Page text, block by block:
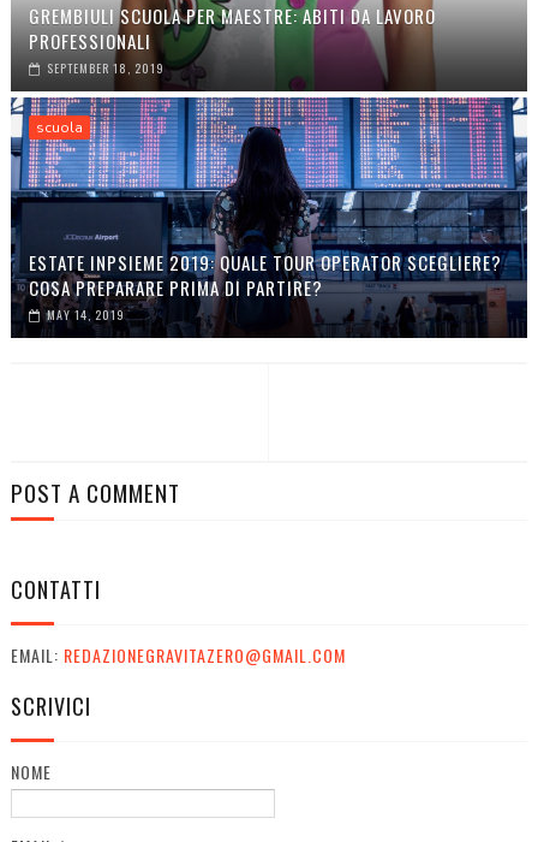
GREMBIULI SCUOLA PER MAESTRE: ABITI DA LAVORO
PROFESSIONALI
SEPTEMBER 18, 2019
scuola
ESTATE INPSIEME 2019: QUALE TOUR OPERATOR SCEGLIERE?
COSA PREPARARE PRIMA DI PARTIRE?
MAY 14, 2019
POST A COMMENT
CONTATTI
EMAIL: REDAZIONEGRAVITAZERO@GMAIL.COM
SCRIVICI
NOME